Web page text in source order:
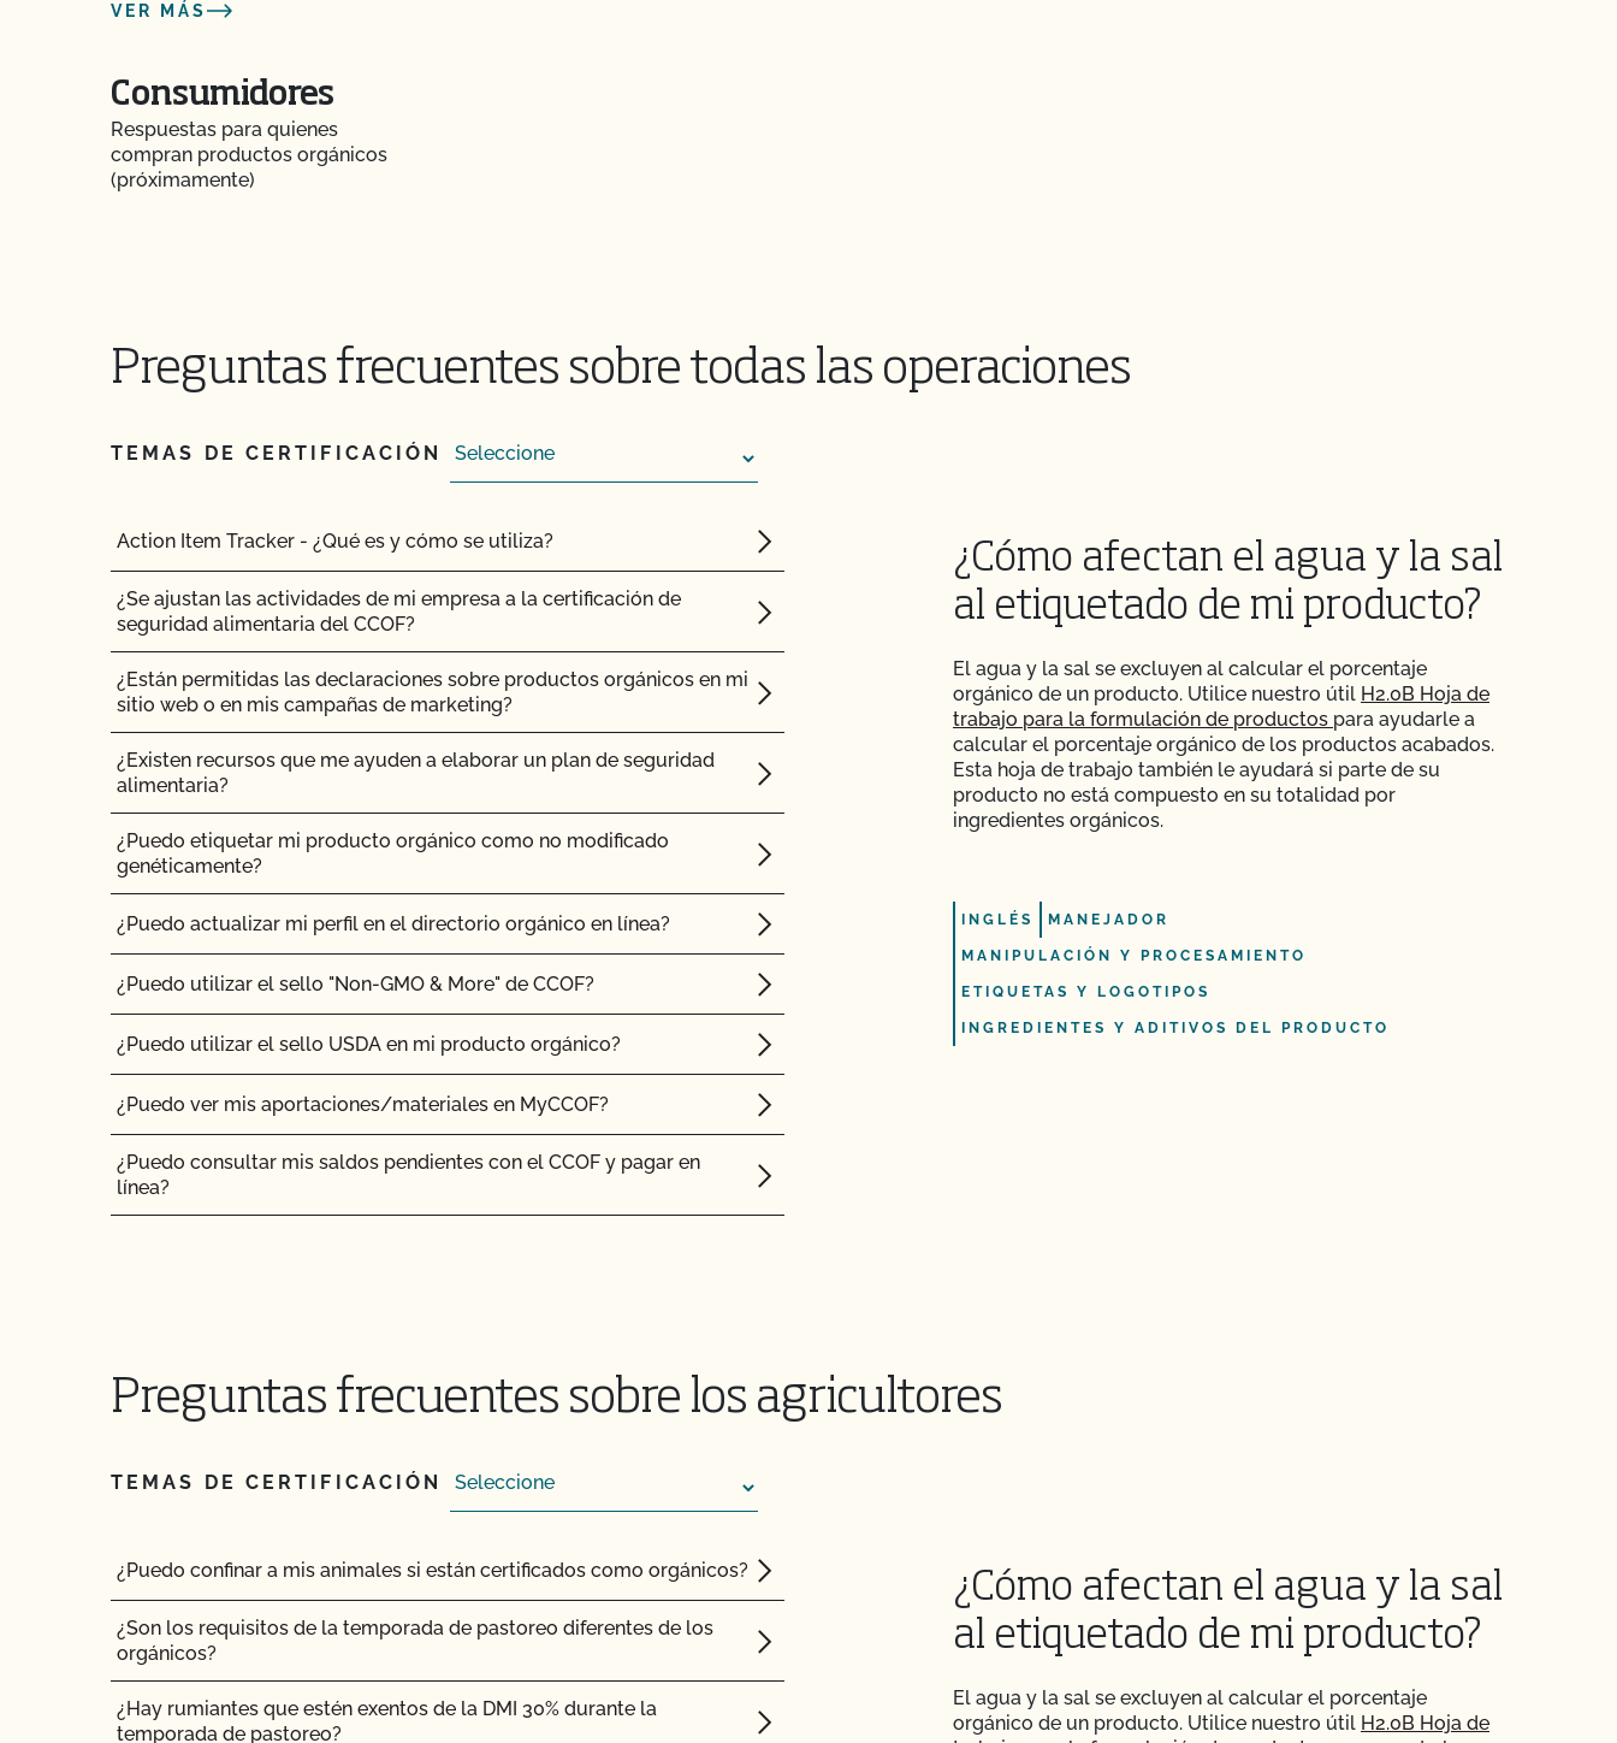
VER MÁS
Consumidores
Respuestas para quienes
compran productos orgánicos
(próximamente)
Preguntas frecuentes sobre todas las operaciones
TEMAS DE CERTIFICACIÓN
Action Item Tracker - ¿Qué es y cómo se utiliza?
¿Se ajustan las actividades de mi empresa a la certificación de
seguridad alimentaria del CCOF?
¿Están permitidas las declaraciones sobre productos orgánicos en mi
sitio web o en mis campañas de marketing?
¿Existen recursos que me ayuden a elaborar un plan de seguridad
alimentaria?
¿Puedo etiquetar mi producto orgánico como no modificado
genéticamente?
¿Puedo actualizar mi perfil en el directorio orgánico en línea?
¿Puedo utilizar el sello "Non-GMO & More" de CCOF?
¿Puedo utilizar el sello USDA en mi producto orgánico?
¿Puedo ver mis aportaciones/materiales en MyCCOF?
¿Puedo consultar mis saldos pendientes con el CCOF y pagar en
línea?
¿Tengo que comunicar todos mis insumos al CCOF?
¿Realiza el CCOF pruebas de residuos de plaguicidas y OMG?
¿Realiza el CCOF inspecciones sin previo aviso?
¿Ofrece el CCOF servicios en línea?
¿Cómo afectan el agua y la sal
al etiquetado de mi producto?
El agua y la sal se excluyen al calcular el porcentaje
orgánico de un producto. Utilice nuestro útil H2.0B Hoja de
trabajo para la formulación de productos para ayudarle a
calcular el porcentaje orgánico de los productos acabados.
Esta hoja de trabajo también le ayudará si parte de su
producto no está compuesto en su totalidad por
ingredientes orgánicos.
INGLÉS MANEJADOR
MANIPULACIÓN Y PROCESAMIENTO
ETIQUETAS Y LOGOTIPOS
INGREDIENTES Y ADITIVOS DEL PRODUCTO
Preguntas frecuentes sobre los agricultores
TEMAS DE CERTIFICACIÓN
¿Puedo confinar a mis animales si están certificados como orgánicos?
¿Son los requisitos de la temporada de pastoreo diferentes de los
orgánicos?
¿Hay rumiantes que estén exentos de la DMI 30% durante la
temporada de pastoreo?
¿Cómo afectan el agua y la sal
al etiquetado de mi producto?
El agua y la sal se excluyen al calcular el porcentaje
orgánico de un producto. Utilice nuestro útil H2.0B Hoja de